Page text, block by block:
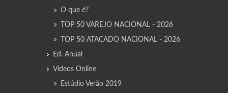
O que é?
TOP 50 VAREJO NACIONAL - 2026
TOP 50 ATACADO NACIONAL - 2026
Ed. Anual
Vídeos Online
Estúdio Verão 2019